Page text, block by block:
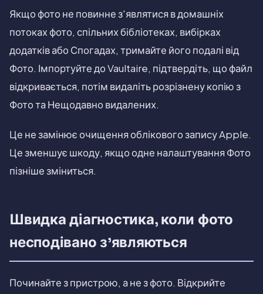
Якщо фото не повинне з'являтися в домашніх
потоках фото, спільних бібліотеках, вибірках
додатків або Спогадах, тримайте його подалі від
Фото. Імпортуйте до Vaultaire, підтвердіть, що файл
відкривається, потім видаліть розрізнену копію з
Фото та Нещодавно видалених.
Це не замінює очищення облікового запису Apple.
Це зменшує шкоду, якщо одне налаштування Фото
пізніше зміниться.
Швидка діагностика, коли фото
несподівано з'являються
Починайте з пристрою, а не з фото. Відкрийте